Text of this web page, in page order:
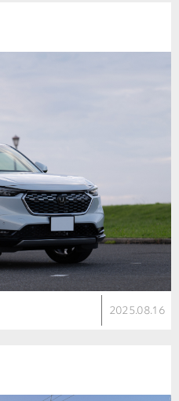
2025.08.16